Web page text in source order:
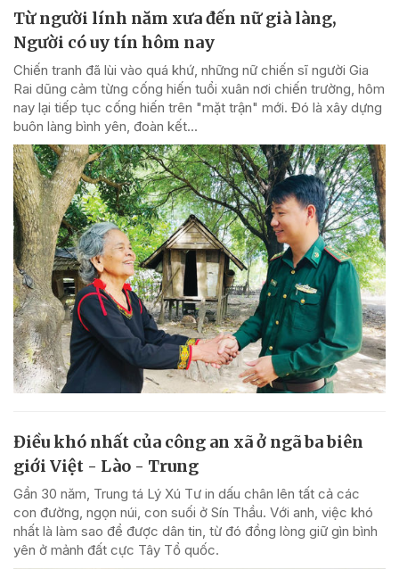
Từ người lính năm xưa đến nữ già làng,
Người có uy tín hôm nay
Chiến tranh đã lùi vào quá khứ, những nữ chiến sĩ người Gia
Rai dũng cảm từng cống hiến tuổi xuân nơi chiến trường, hôm
nay lại tiếp tục cống hiến trên "mặt trận" mới. Đó là xây dựng
buôn làng bình yên, đoàn kết...
Điều khó nhất của công an xã ở ngã ba biên
giới Việt - Lào - Trung
Gần 30 năm, Trung tá Lý Xú Tư in dấu chân lên tất cả các
con đường, ngọn núi, con suối ở Sín Thầu. Với anh, việc khó
nhất là làm sao để được dân tin, từ đó đồng lòng giữ gìn bình
yên ở mảnh đất cực Tây Tổ quốc.